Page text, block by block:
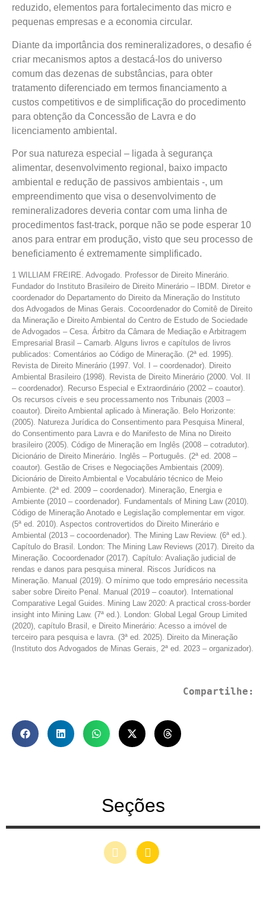
reduzido, elementos para fortalecimento das micro e
pequenas empresas e a economia circular.
Diante da importância dos remineralizadores, o desafio é
criar mecanismos aptos a destacá-los do universo
comum das dezenas de substâncias, para obter
tratamento diferenciado em termos financiamento a
custos competitivos e de simplificação do procedimento
para obtenção da Concessão de Lavra e do
licenciamento ambiental.
Por sua natureza especial – ligada à segurança
alimentar, desenvolvimento regional, baixo impacto
ambiental e redução de passivos ambientais -, um
empreendimento que visa o desenvolvimento de
remineralizadores deveria contar com uma linha de
procedimentos fast-track, porque não se pode esperar 10
anos para entrar em produção, visto que seu processo de
beneficiamento é extremamente simplificado.
1 WILLIAM FREIRE. Advogado. Professor de Direito Minerário.
Fundador do Instituto Brasileiro de Direito Minerário – IBDM. Diretor e
coordenador do Departamento do Direito da Mineração do Instituto
dos Advogados de Minas Gerais. Cocoordenador do Comitê de Direito
da Mineração e Direito Ambiental do Centro de Estudo de Sociedade
de Advogados – Cesa. Árbitro da Câmara de Mediação e Arbitragem
Empresarial Brasil – Camarb. Alguns livros e capítulos de livros
publicados: Comentários ao Código de Mineração. (2ª ed. 1995).
Revista de Direito Minerário (1997. Vol. I – coordenador). Direito
Ambiental Brasileiro (1998). Revista de Direito Minerário (2000. Vol. II
– coordenador). Recurso Especial e Extraordinário (2002 – coautor).
Os recursos cíveis e seu processamento nos Tribunais (2003 –
coautor). Direito Ambiental aplicado à Mineração. Belo Horizonte:
(2005). Natureza Jurídica do Consentimento para Pesquisa Mineral,
do Consentimento para Lavra e do Manifesto de Mina no Direito
brasileiro (2005). Código de Mineração em Inglês (2008 – cotradutor).
Dicionário de Direito Minerário. Inglês – Português. (2ª ed. 2008 –
coautor). Gestão de Crises e Negociações Ambientais (2009).
Dicionário de Direito Ambiental e Vocabulário técnico de Meio
Ambiente. (2ª ed. 2009 – coordenador). Mineração, Energia e
Ambiente (2010 – coordenador). Fundamentals of Mining Law (2010).
Código de Mineração Anotado e Legislação complementar em vigor.
(5ª ed. 2010). Aspectos controvertidos do Direito Minerário e
Ambiental (2013 – cocoordenador). The Mining Law Review. (6ª ed.).
Capítulo do Brasil. London: The Mining Law Reviews (2017). Direito da
Mineração. Cocoordenador (2017). Capítulo: Avaliação judicial de
rendas e danos para pesquisa mineral. Riscos Jurídicos na
Mineração. Manual (2019). O mínimo que todo empresário necessita
saber sobre Direito Penal. Manual (2019 – coautor). International
Comparative Legal Guides. Mining Law 2020: A practical cross-border
insight into Mining Law. (7ª ed.). London: Global Legal Group Limited
(2020), capítulo Brasil, e Direito Minerário: Acesso a imóvel de
terceiro para pesquisa e lavra. (3ª ed. 2025). Direito da Mineração
(Instituto dos Advogados de Minas Gerais, 2ª ed. 2023 – organizador).
Compartilhe:
Seções